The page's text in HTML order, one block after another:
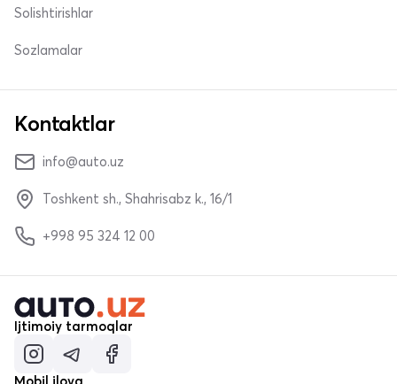
Solishtirishlar
Sozlamalar
Kontaktlar
info@auto.uz
Toshkent sh., Shahrisabz k., 16/1
+998 95 324 12 00
Ijtimoiy tarmoqlar